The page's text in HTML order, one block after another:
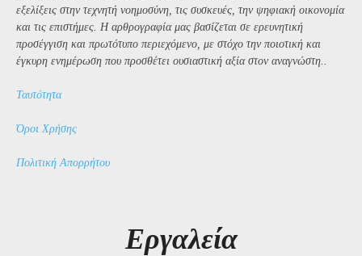
εξελίξεις στην τεχνητή νοημοσύνη, τις συσκευές, την ψηφιακή οικονομία
και τις επιστήμες. Η αρθρογραφία μας βασίζεται σε ερευνητική
προσέγγιση και πρωτότυπο περιεχόμενο, με στόχο την ποιοτική και
έγκυρη ενημέρωση που προσθέτει ουσιαστική αξία στον αναγνώστη..
Ταυτότητα
Όροι Χρήσης
Πολιτική Απορρήτου
Εργαλεία